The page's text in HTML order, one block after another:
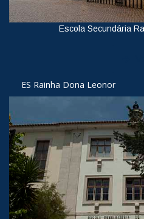
Escola Secundária
ES Rainha Dona Leonor